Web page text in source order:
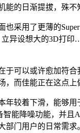
的日渐提拔，殊
用了更薄的
立异设想大的3D
以或许愈加符合
而佳能正在这点上
着下滑，能够用
能降噪功能，并
部门用户的日常需